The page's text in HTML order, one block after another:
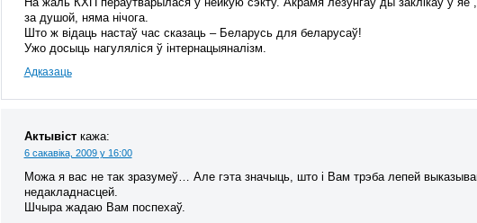
за душой, няма нічога.
Што ж відаць настаў час сказаць – Беларусь для беларусаў!
Ужо досыць нагуляліся ў інтернацыяналізм.
Адказаць
Актывіст кажа:
6 сакавіка, 2009 у 16:00
Можа я вас не так зразумеў… Але гэта значыць, што і Вам трэба лепей
недакладнасцей.
Шчыра жадаю Вам поспехаў.